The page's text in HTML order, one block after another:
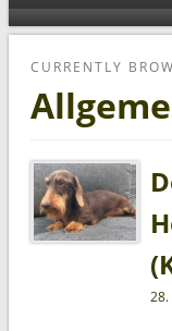
CURRENTLY